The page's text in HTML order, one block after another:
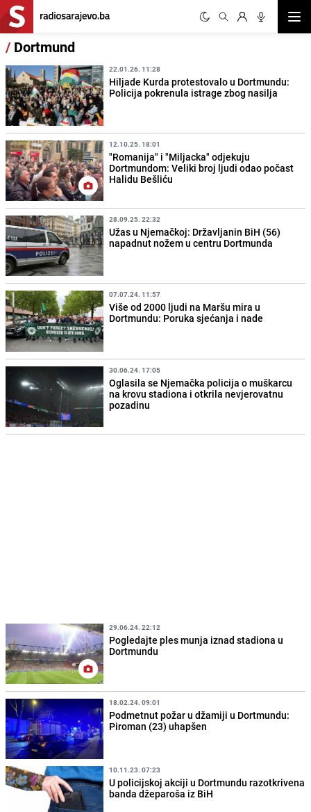
/ Dortmund
22.01.26. 11:28
Hiljade Kurda protestovalo u Dortmundu:
Policija pokrenula istrage zbog nasilja
12.10.25. 18:01
"Romanija" i "Miljacka" odjekuju
Dortmundom: Veliki broj ljudi odao počast
Halidu Bešliću
28.09.25. 22:32
Užas u Njemačkoj: Državljanin BiH (56)
napadnut nožem u centru Dortmunda
07.07.24. 11:57
Više od 2000 ljudi na Maršu mira u
Dortmundu: Poruka sjećanja i nade
30.06.24. 17:05
Oglasila se Njemačka policija o muškarcu
na krovu stadiona i otkrila nevjerovatnu
pozadinu
29.06.24. 22:12
Pogledajte ples munja iznad stadiona u
Dortmundu
18.02.24. 09:01
Podmetnut požar u džamiji u Dortmundu:
Piroman (23) uhapšen
10.11.23. 07:23
U policijskoj akciji u Dortmundu razotkrivena
banda džeparoša iz BiH